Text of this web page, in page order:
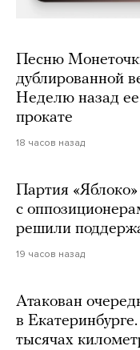
Песню
дублированной
Неделю назад
прокате
18 часов назад
Партия
с
решили
19 часов назад
Атакован
в
тысячах